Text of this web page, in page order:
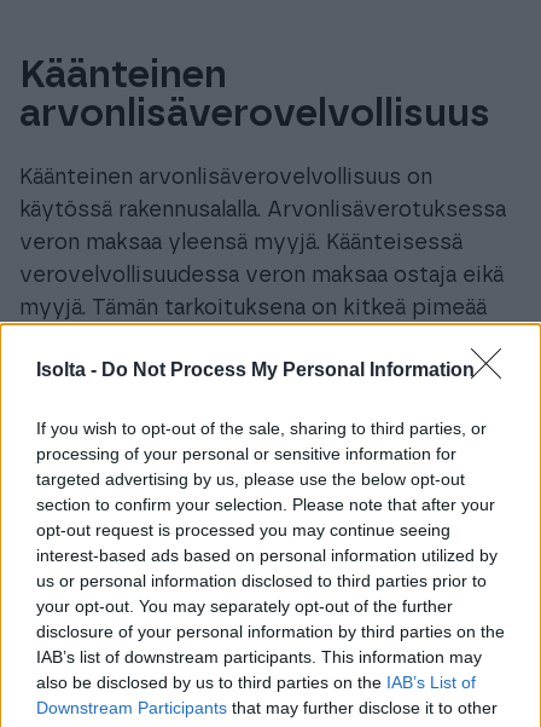
Isolta - Do Not Process My Personal Information
If you wish to opt-out of the sale, sharing to third parties, or
processing of your personal or sensitive information for
targeted advertising by us, please use the below opt-out
section to confirm your selection. Please note that after your
opt-out request is processed you may continue seeing
interest-based ads based on personal information utilized by
us or personal information disclosed to third parties prior to
your opt-out. You may separately opt-out of the further
disclosure of your personal information by third parties on the
IAB’s list of downstream participants. This information may
also be disclosed by us to third parties on the IAB’s List of
Downstream Participants that may further disclose it to other
Käänteinen
arvonlisäverovelvollisuus
Käänteinen arvonlisäverovelvollisuus on
käytössä rakennusalalla. Arvonlisäverotuksessa
veron maksaa yleensä myyjä. Käänteisessä
verovelvollisuudessa veron maksaa ostaja eikä
myyjä. Tämän tarkoituksena on kitkeä pimeää
ostajaa verottomalla laskulla. Siihen ei merkitä
verokantaa eikä veron määrää. Laskuun on
merkittävä ostajan arvonlisäverotunniste, joka
kotimaan kaupassa on Y-tunnus. ALV-numero
saadaan maatunnuksesta FI ja Y-tunnuksesta
ilman väliviivaa. Esimerkiksi jos Y-tunnus on
1854047-8, niin arvonlisäverotunniste on
FI1854047.
Laskussa pitää myös mainita, että ostajalla on